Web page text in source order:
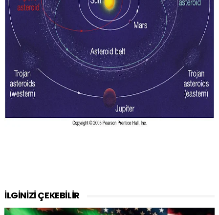
İLGİNİZİ ÇEKEBİLİR